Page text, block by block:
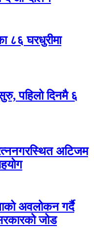
८६ घरधुरीमा
पहिलो दिनमै ६
अटिजम
अवलोकन गर्दै
सरकारको जोड